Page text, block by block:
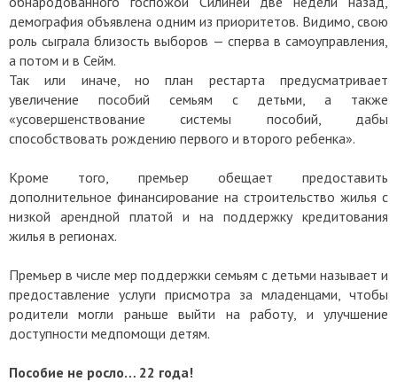
демография объявлена одним из приоритетов. Видимо, свою
роль сыграла близость выборов — сперва в самоуправления,
а потом и в Сейм.
Так или иначе, но план рестарта предусматривает
увеличение пособий семьям с детьми, а также
«усовершенствование системы пособий, дабы
способствовать рождению первого и второго ребенка».
Кроме того, премьер обещает предоставить
дополнительное финансирование на строительство жилья с
низкой арендной платой и на поддержку кредитования
жилья в регионах.
Премьер в числе мер поддержки семьям с детьми называет и
предоставление услуги присмотра за младенцами, чтобы
родители могли раньше выйти на работу, и улучшение
доступности медпомощи детям.
Пособие не росло… 22 года!